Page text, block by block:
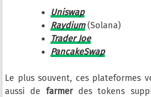
Uniswap
Raydium(Solana)
Trader Joe
PancakeSwap
Le plus souvent, ces plateformes
aussi de farmerdes tokens